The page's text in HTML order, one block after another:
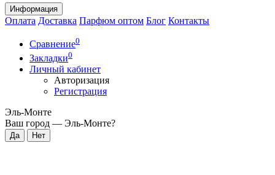
Информация
Оплата Доставка Парфюм оптом Блог Контакты
Сравнение0
Закладки0
Личный кабинет
Авторизация
Регистрация
Эль-Монте
Ваш город — Эль-Монте?